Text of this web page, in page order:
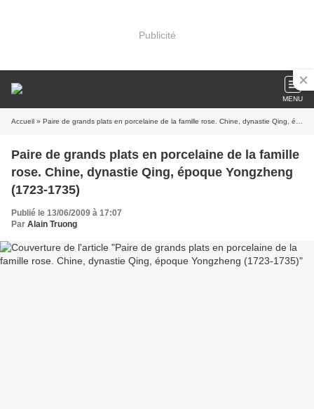
Publicité
MENU
Accueil » Paire de grands plats en porcelaine de la famille rose. Chine, dynastie Qing, époque Yongzheng (1723-1735)
Paire de grands plats en porcelaine de la famille
rose. Chine, dynastie Qing, époque Yongzheng
(1723-1735)
Publié le 13/06/2009 à 17:07
Par Alain Truong